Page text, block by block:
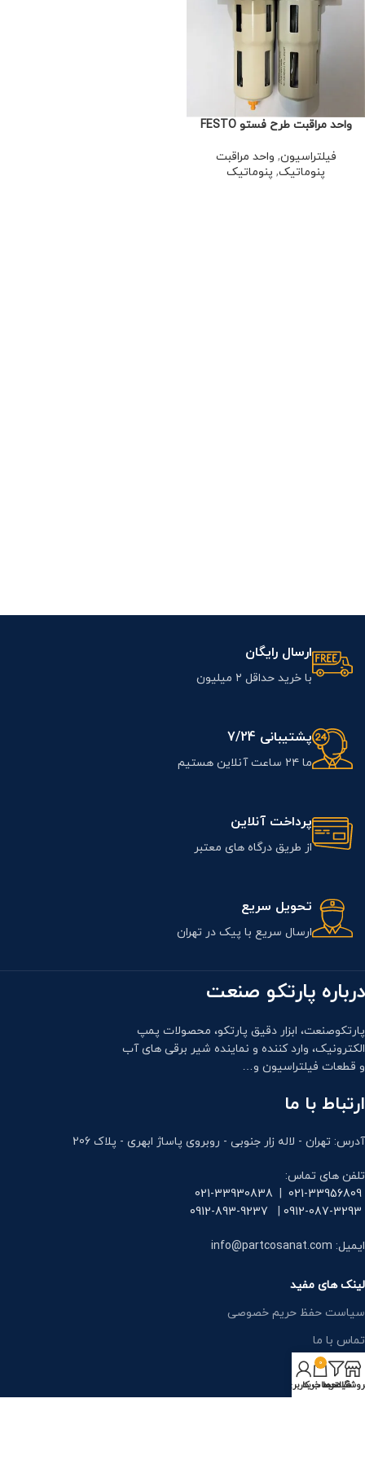
واحد مراقبت طرح فستو FESTO
فیلتراسیون, واحد مراقبت
پنوماتیک, پنوماتیک
ارسال رایگان
با خرید حداقل ۲ میلیون
پشتیبانی 7/24
ما ۲۴ ساعت آنلاین هستیم
پرداخت آنلاین
از طریق درگاه های معتبر
تحویل سریع
ارسال سریع با پیک در تهران
درباره پارتکو صنعت
پارتکوصنعت، ابزار دقیق پارتکو، محصولات پمپ
الکترونیک، وارد کننده و نماینده شیر برقی های آب
و قطعات فیلتراسیون و…
ارتباط با ما
آدرس: تهران - لاله زار جنوبی - روبروی پاساژ ابهری - پلاک 206
تلفن های تماس:
021-33956809
021-33930838
0912-087-3293
0912-893-9237
ایمیل: info@partcosanat.com
لینک های مفید
سیاست حفظ حریم خصوصی
تماس با ما
مقالات
فیلترها
0
سبد خرید
حساب کاربری من